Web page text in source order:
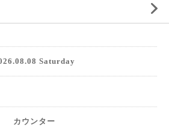
Saturday
カウンター